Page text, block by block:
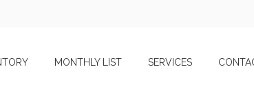
MONTHLY LIST SERVICES